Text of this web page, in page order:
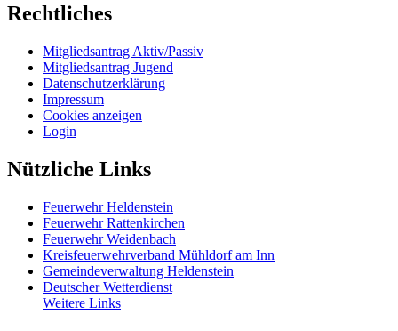
Rechtliches
Mitgliedsantrag Aktiv/Passiv
Mitgliedsantrag Jugend
Datenschutzerklärung
Impressum
Cookies anzeigen
Login
Nützliche Links
Feuerwehr Heldenstein
Feuerwehr Rattenkirchen
Feuerwehr Weidenbach
Kreisfeuerwehrverband Mühldorf am Inn
Gemeindeverwaltung Heldenstein
Deutscher Wetterdienst
Weitere Links